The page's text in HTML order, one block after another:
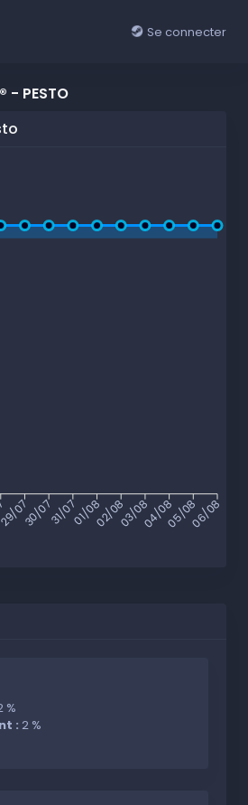
Se connecter
- PESTO
07
30/0731/0701/0802/0803/0804/0805/0806/08
%
: 2 %